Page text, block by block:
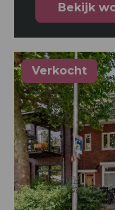
Bekijk
Verkocht